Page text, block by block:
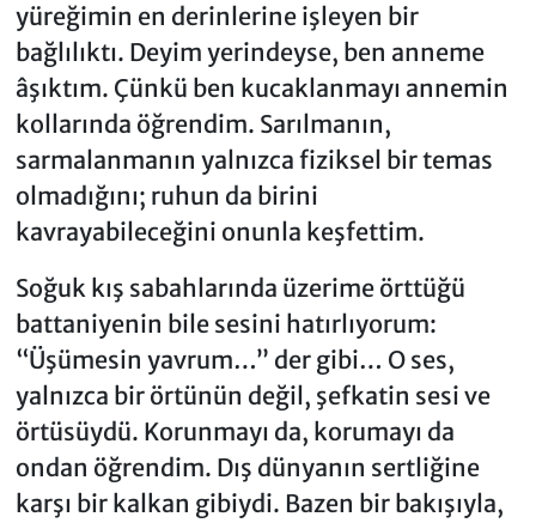
yüreğimin en derinlerine işleyen bir
bağlılıktı. Deyim yerindeyse, ben anneme
âşıktım. Çünkü ben kucaklanmayı annemin
kollarında öğrendim. Sarılmanın,
sarmalanmanın yalnızca fiziksel bir temas
olmadığını; ruhun da birini
kavrayabileceğini onunla keşfettim.
Soğuk kış sabahlarında üzerime örttüğü
battaniyenin bile sesini hatırlıyorum:
“Üşümesin yavrum…” der gibi… O ses,
yalnızca bir örtünün değil, şefkatin sesi ve
örtüsüydü. Korunmayı da, korumayı da
ondan öğrendim. Dış dünyanın sertliğine
karşı bir kalkan gibiydi. Bazen bir bakışıyla,